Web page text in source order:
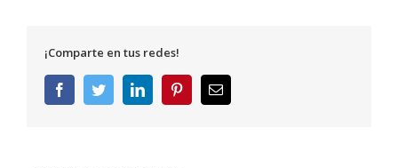
¡Comparte en tus redes!
FacebookTwitterLinkedInPinterestCorreo
electrónico